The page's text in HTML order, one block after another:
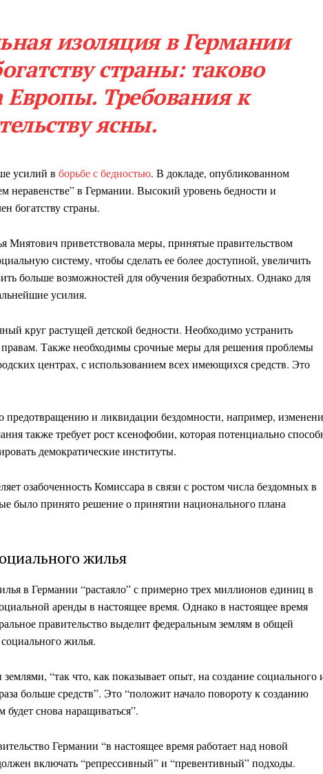
изоляция в Германии
страны: таково
Требования к
ясны.
усилий в борьбе с бедностью. В докладе, опубликованном
неравенстве” в Германии. Высокий уровень бедности и
богатству страны.
Миятович приветствовала меры, принятые правительством
систему, чтобы сделать ее более доступной, увеличить
больше возможностей для обучения безработных. Однако для
усилия.
круг растущей детской бедности. Необходимо устранить
Также необходимы срочные меры для решения проблемы
центрах, с использованием всех имеющихся средств. Это
и ликвидации бездомности, например,
также требует рост ксенофобии, которая потенциально
демократические институты.
озабоченность Комиссара в связи с ростом числа бездомных в
было принято решение о принятии национального плана
жилья
в Германии “растаяло” с примерно трех миллионов единиц в
аренды в настоящее время. Однако в настоящее время
правительство выделит федеральным землям в общей
жилья.
“так что, как показывает опыт, на создание социального
больше средств”. Это “положит начало повороту к созданию
снова наращиваться”.
Германии “в настоящее время работает над новой
включать “репрессивный” и “превентивный” подходы.